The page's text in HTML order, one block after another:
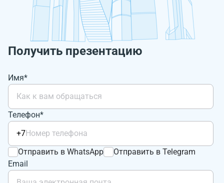
Получить презентацию
Имя*
Телефон*
+7
Отправить в WhatsApp
Отправить в Telegram
Email